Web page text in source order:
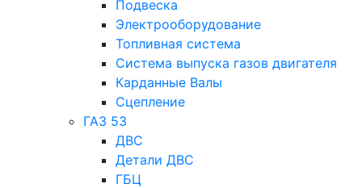
Подвеска
Электрооборудование
Топливная система
Система выпуска газов двигателя
Карданные Валы
Сцепление
ГАЗ 53
ДВС
Детали ДВС
ГБЦ